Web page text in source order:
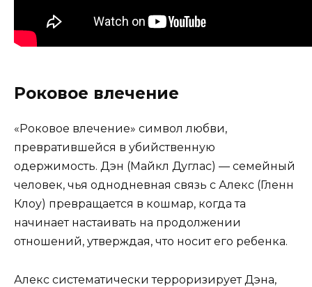
Роковое влечение
«Роковое влечение» символ любви,
превратившейся в убийственную
одержимость. Дэн (Майкл Дуглас) — семейный
человек, чья однодневная связь с Алекс (Гленн
Клоу) превращается в кошмар, когда та
начинает настаивать на продолжении
отношений, утверждая, что носит его ребенка.
Алекс систематически терроризирует Дэна,